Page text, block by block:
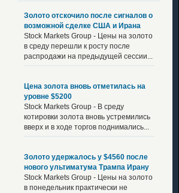
Золото отскочило после сигналов о
возможной сделке США и Ирана
Stock Markets Group - Цены на золото
в среду перешли к росту после
распродажи на предыдущей сессии...
Цена золота вновь отметилась на
уровне $5200
Stock Markets Group - В среду
котировки золота вновь устремились
вверх и в ходе торгов поднимались...
Золото удержалось у $4560 после
нового ультиматума Трампа Ирану
Stock Markets Group - Цены на золото
в понедельник практически не